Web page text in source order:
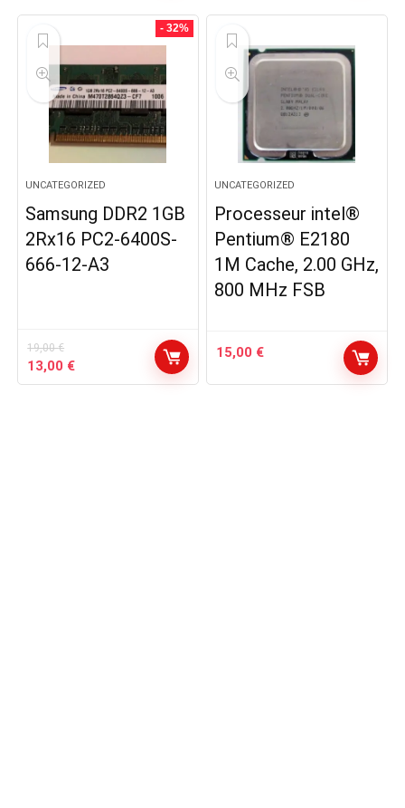
129,95 €.99,95 €.
- 32%
UNCATEGORIZED
Samsung DDR2 1GB
2Rx16 PC2-6400S-
666-12-A3
19,00€
Le
prix
13,00 €Le
prix
UNCATEGORIZED
Processeur intel®
Pentium® E2180
1M Cache, 2.00 GHz,
800 MHz FSB
15,00 €